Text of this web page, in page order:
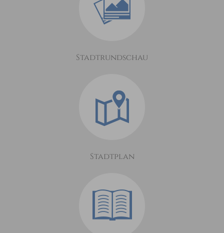
Stadtrundschau
Stadtplan